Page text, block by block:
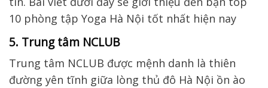
5. Trung tâm NCLUB
Trung tâm NCLUB được mệnh danh là thiên
đường yên tĩnh giữa lòng thủ đô Hà Nội ồn ào